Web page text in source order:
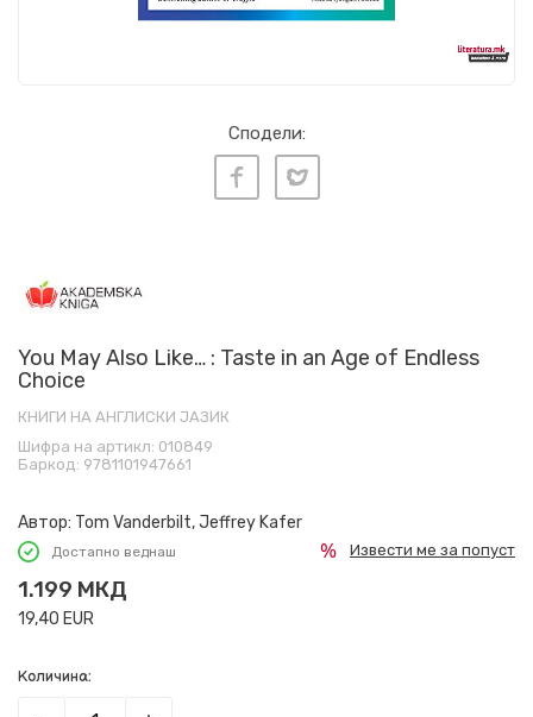
Сподели:
You May Also Like… : Taste in an Age of Endless
Choice
КНИГИ НА АНГЛИСКИ ЈАЗИК
Шифра на артикл: 010849
Баркод: 9781101947661
Автор: Tom Vanderbilt, Jeffrey Kafer
Достапно веднаш
1.199 МКД
19,40 EUR
Извести ме за попуст
Количина: